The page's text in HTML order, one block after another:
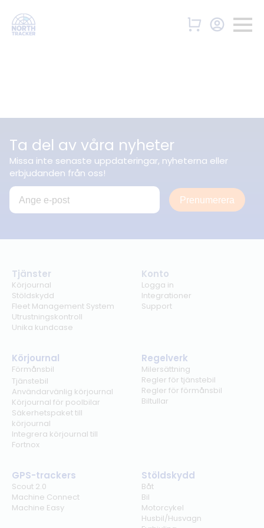
Ta del av våra nyheter
Missa inte senaste uppdateringar, nyheterna eller
erbjudanden från oss!
Prenumerera
Tjänster
Körjournal
Stöldskydd
Fleet Management System
Utrustningskontroll
Unika kundcase
Konto
Logga in
Integrationer
Support
Körjournal
Förmånsbil
Tjänstebil
Användarvänlig körjournal
Körjournal för poolbilar
Säkerhetspaket till
körjournal
Integrera körjournal till
Fortnox
Regelverk
Milersättning
Regler för tjänstebil
Regler för förmånsbil
Biltullar
GPS-trackers
Scout 2.0
Machine Connect
Machine Easy
Stöldskydd
Båt
Bil
Motorcykel
Husbil/Husvagn